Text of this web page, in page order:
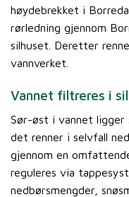
høydebrekket i
rørledning gjennom
silhuset. Deretter
vannverket.
Vannet filtreres i
Sør-øst i vannet
det renner i selvfall
gjennom en
reguleres via
nedbørsmengder,